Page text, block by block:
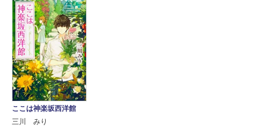
ここは神楽坂西洋館
三川 みり